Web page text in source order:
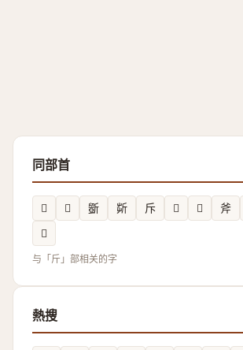
同部首
𣂲 𫿹 斵 㪿 斥 𣂬 𣂧 斧
𣂟
与「斤」部相关的字
熱搜